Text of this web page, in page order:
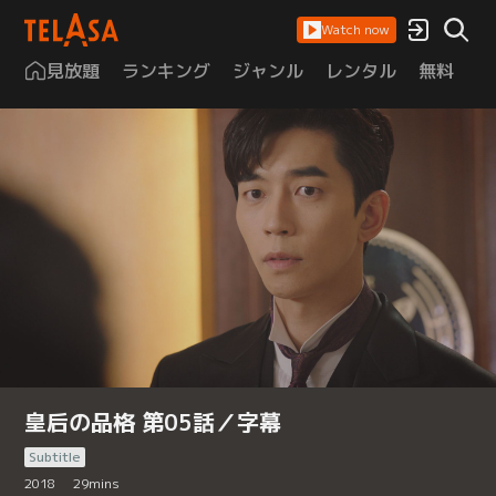
Watch now
見放題 ランキング ジャンル レンタル 無料
皇后の品格 第05話／字幕
Subtitle
2018
29mins